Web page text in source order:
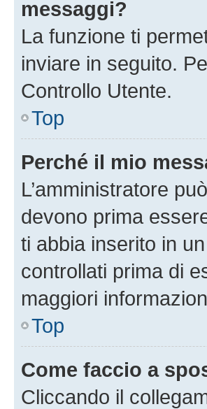
messaggi?
La funzione ti
inviare in seguito.
Controllo Utente.
Top
Perché il mio
L’amministratore
devono prima
ti abbia inserito in
controllati prima di
maggiori
Top
Come faccio a
Cliccando il